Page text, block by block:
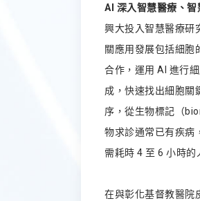
AI 深入智慧醫療、智
興大投入智慧醫療研
關應用發展包括細胞
合作，運用 AI 進行
成，快速找出細胞關
序，從生物標記（
物求診通常已有疾病
需耗時 4 至 6 小時
在與彰化基督教醫院